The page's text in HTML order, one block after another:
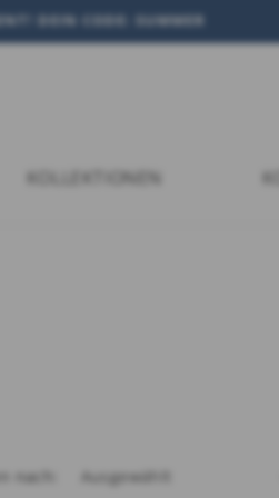
DEIN CODE: SUMMER
KOLLEKTIONEN
nach: